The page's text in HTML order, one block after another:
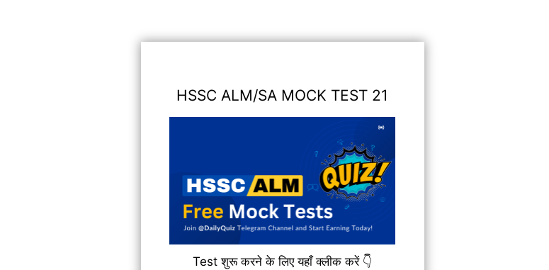
HSSC ALM/SA MOCK TEST 21
Test शुरू करने के लिए यहाँ क्लीक करें 👇